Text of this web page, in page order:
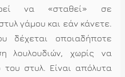
να «σταθεί» σε
γάμου και εάν κάνετε.
δέχεται οποιαδήποτε
λουλουδιών, χωρίς να
του στυλ. Είναι απόλυτα